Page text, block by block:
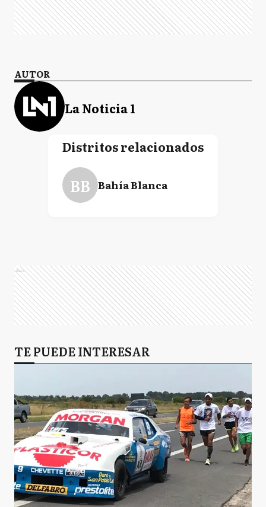
AUTOR
La Noticia 1
Distritos relacionados
BB Bahía Blanca
Ads
TE PUEDE INTERESAR